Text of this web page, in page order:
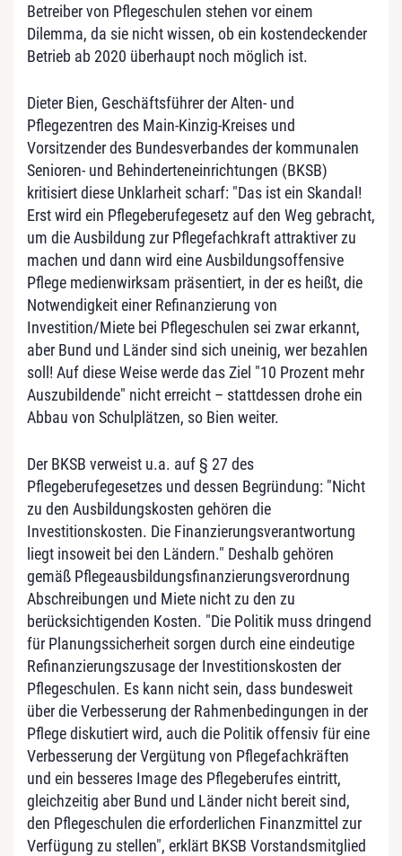
Betreiber von Pflegeschulen stehen vor einem
Dilemma, da sie nicht wissen, ob ein kostendeckender
Betrieb ab 2020 überhaupt noch möglich ist.
Dieter Bien, Geschäftsführer der Alten- und
Pflegezentren des Main-Kinzig-Kreises und
Vorsitzender des Bundesverbandes der kommunalen
Senioren- und Behinderteneinrichtungen (BKSB)
kritisiert diese Unklarheit scharf: "Das ist ein Skandal!
Erst wird ein Pflegeberufegesetz auf den Weg gebracht,
um die Ausbildung zur Pflegefachkraft attraktiver zu
machen und dann wird eine Ausbildungsoffensive
Pflege medienwirksam präsentiert, in der es heißt, die
Notwendigkeit einer Refinanzierung von
Investition/Miete bei Pflegeschulen sei zwar erkannt,
aber Bund und Länder sind sich uneinig, wer bezahlen
soll! Auf diese Weise werde das Ziel "10 Prozent mehr
Auszubildende" nicht erreicht – stattdessen drohe ein
Abbau von Schulplätzen, so Bien weiter.
Der BKSB verweist u.a. auf § 27 des
Pflegeberufegesetzes und dessen Begründung: "Nicht
zu den Ausbildungskosten gehören die
Investitionskosten. Die Finanzierungsverantwortung
liegt insoweit bei den Ländern." Deshalb gehören
gemäß Pflegeausbildungsfinanzierungsverordnung
Abschreibungen und Miete nicht zu den zu
berücksichtigenden Kosten. "Die Politik muss dringend
für Planungssicherheit sorgen durch eine eindeutige
Refinanzierungszusage der Investitionskosten der
Pflegeschulen. Es kann nicht sein, dass bundesweit
über die Verbesserung der Rahmenbedingungen in der
Pflege diskutiert wird, auch die Politik offensiv für eine
Verbesserung der Vergütung von Pflegefachkräften
und ein besseres Image des Pflegeberufes eintritt,
gleichzeitig aber Bund und Länder nicht bereit sind,
den Pflegeschulen die erforderlichen Finanzmittel zur
Verfügung zu stellen", erklärt BKSB Vorstandsmitglied